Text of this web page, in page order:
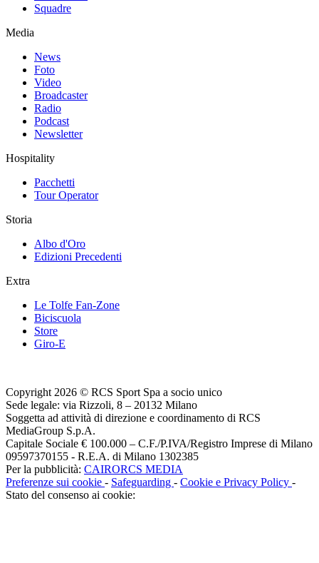
Squadre
Media
News
Foto
Video
Broadcaster
Radio
Podcast
Newsletter
Hospitality
Pacchetti
Tour Operator
Storia
Albo d'Oro
Edizioni Precedenti
Extra
Le Tolfe Fan-Zone
Biciscuola
Store
Giro-E
Copyright 2026 © RCS Sport Spa a socio unico
Sede legale: via Rizzoli, 8 – 20132 Milano
Soggetta ad attività di direzione e coordinamento di RCS
MediaGroup S.p.A.
Capitale Sociale € 100.000 – C.F./P.IVA/Registro Imprese di Milano
09597370155 - R.E.A. di Milano 1302385
Per la pubblicità: CAIRORCS MEDIA
Preferenze sui cookie - Safeguarding - Cookie e Privacy Policy -
Stato del consenso ai cookie: